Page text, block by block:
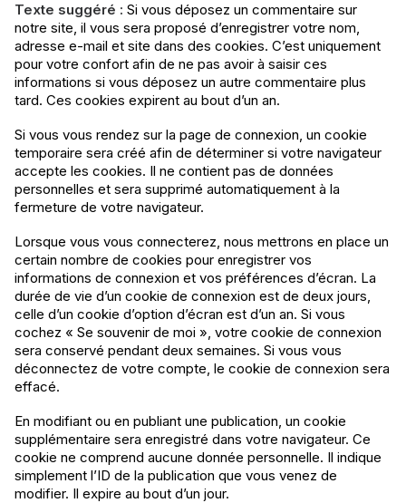
Texte suggéré : Si vous déposez un commentaire sur
notre site, il vous sera proposé d’enregistrer votre nom,
adresse e-mail et site dans des cookies. C’est uniquement
pour votre confort afin de ne pas avoir à saisir ces
informations si vous déposez un autre commentaire plus
tard. Ces cookies expirent au bout d’un an.
Si vous vous rendez sur la page de connexion, un cookie
temporaire sera créé afin de déterminer si votre navigateur
accepte les cookies. Il ne contient pas de données
personnelles et sera supprimé automatiquement à la
fermeture de votre navigateur.
Lorsque vous vous connecterez, nous mettrons en place un
certain nombre de cookies pour enregistrer vos
informations de connexion et vos préférences d’écran. La
durée de vie d’un cookie de connexion est de deux jours,
celle d’un cookie d’option d’écran est d’un an. Si vous
cochez « Se souvenir de moi », votre cookie de connexion
sera conservé pendant deux semaines. Si vous vous
déconnectez de votre compte, le cookie de connexion sera
effacé.
En modifiant ou en publiant une publication, un cookie
supplémentaire sera enregistré dans votre navigateur. Ce
cookie ne comprend aucune donnée personnelle. Il indique
simplement l’ID de la publication que vous venez de
modifier. Il expire au bout d’un jour.